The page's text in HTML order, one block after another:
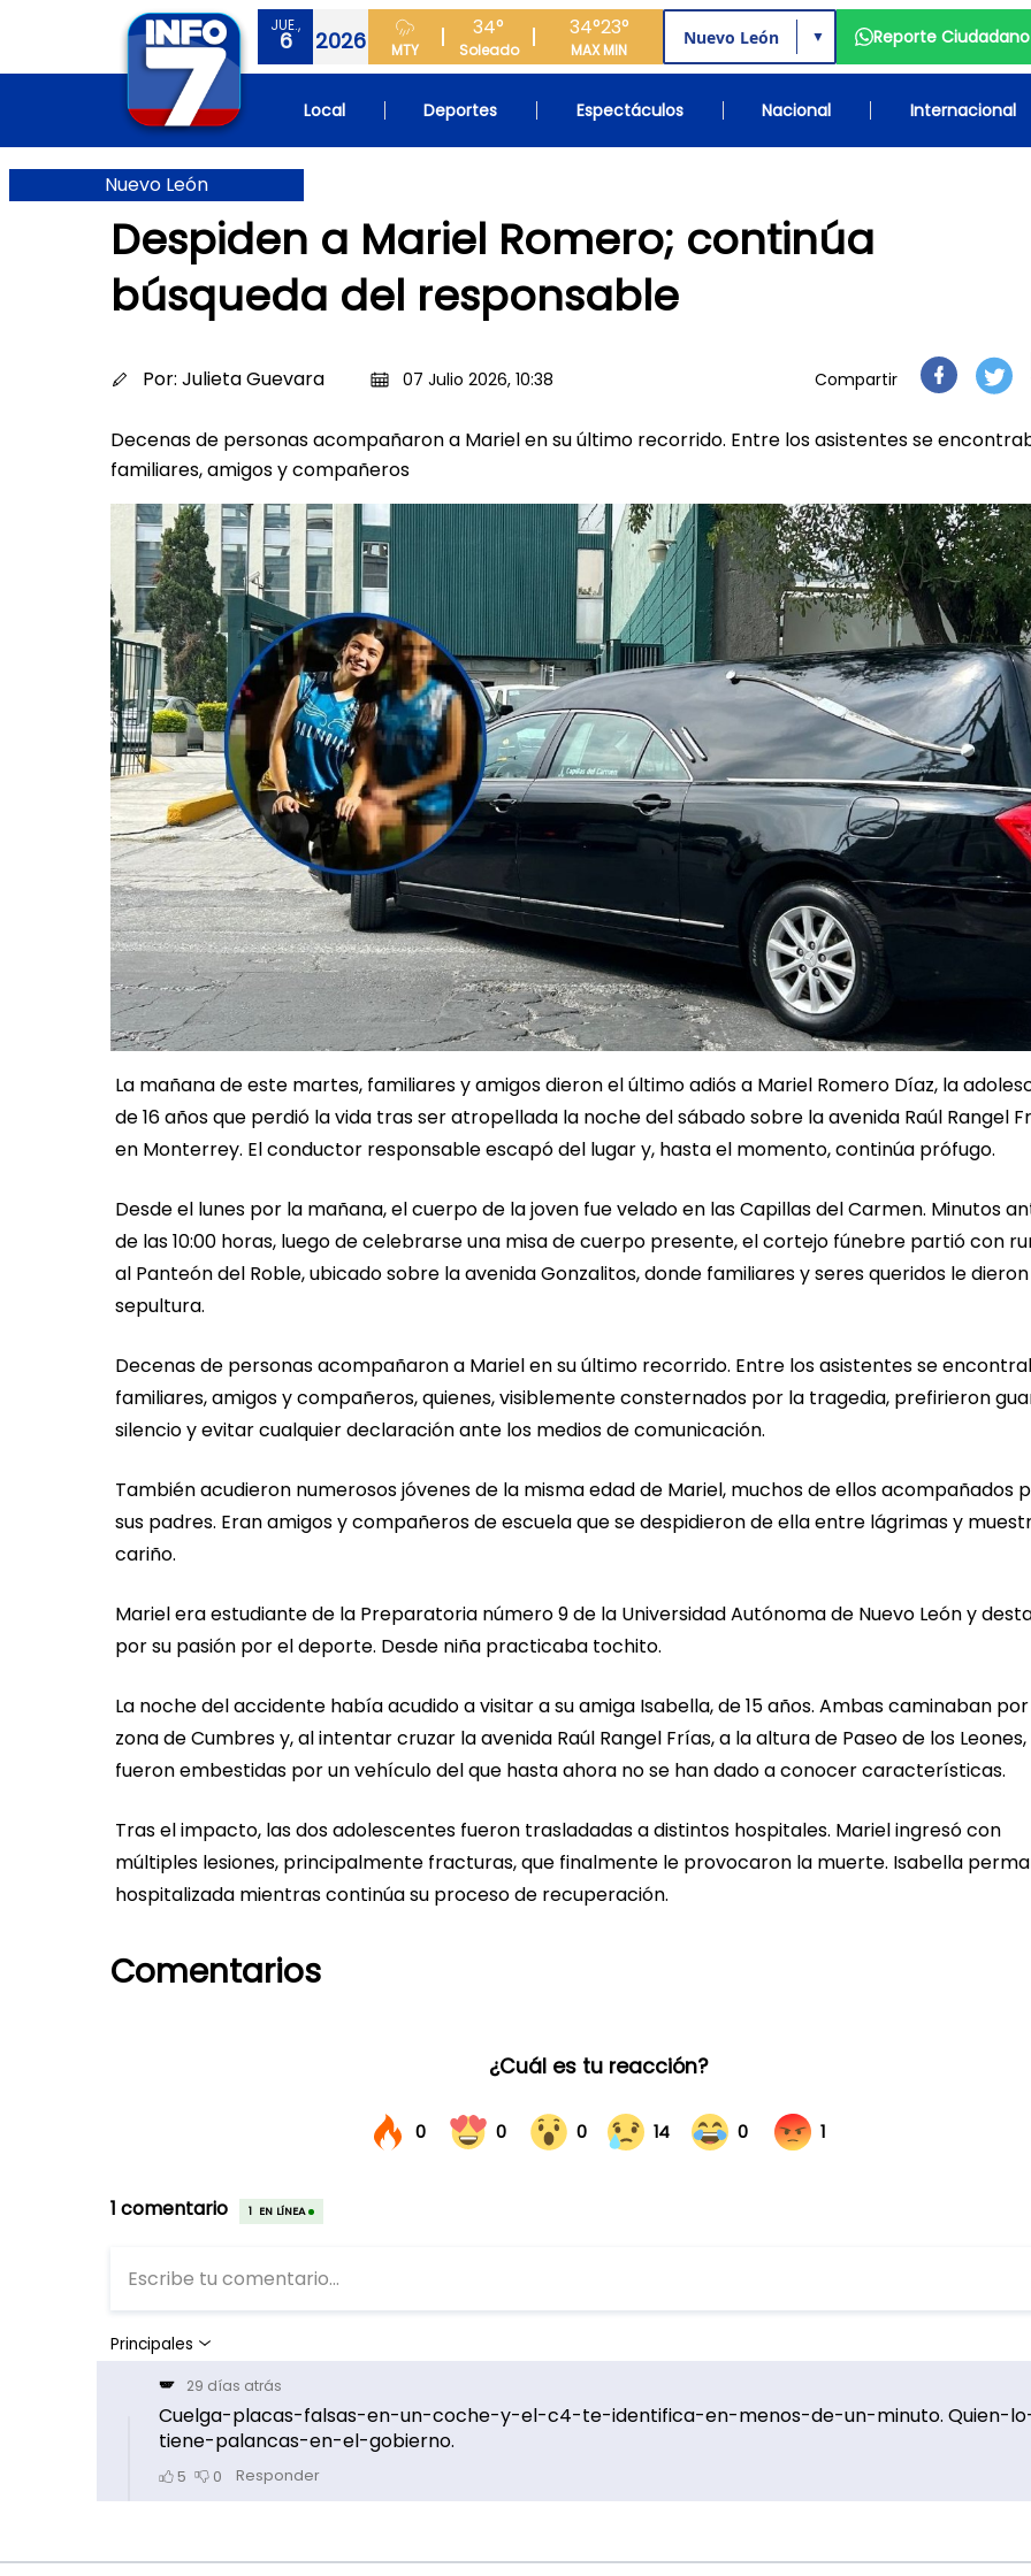
JUE.,
6 2026 MTY
34°
Soleado
34°
MAX
23°
MIN
▼ Reporte Ciudadano
Local Deportes Espectáculos Nacional Internacional
Nuevo León
Despiden a Mariel Romero; continúa
búsqueda del responsable
Por: Julieta Guevara 07 Julio 2026, 10:38 Compartir
Decenas de personas acompañaron a Mariel en su último recorrido. Entre los asistentes se
familiares, amigos y compañeros
La mañana de este martes, familiares y amigos dieron el último adiós a Mariel Romero Díaz, la
de 16 años que perdió la vida tras ser atropellada la noche del sábado sobre la avenida Raúl Rangel
en Monterrey. El conductor responsable escapó del lugar y, hasta el momento, continúa prófugo.
Desde el lunes por la mañana, el cuerpo de la joven fue velado en las Capillas del Carmen. Minutos
de las 10:00 horas, luego de celebrarse una misa de cuerpo presente, el cortejo fúnebre partió con
al Panteón del Roble, ubicado sobre la avenida Gonzalitos, donde familiares y seres queridos le dieron
sepultura.
Decenas de personas acompañaron a Mariel en su último recorrido. Entre los asistentes se
familiares, amigos y compañeros, quienes, visiblemente consternados por la tragedia, prefirieron
silencio y evitar cualquier declaración ante los medios de comunicación.
También acudieron numerosos jóvenes de la misma edad de Mariel, muchos de ellos acompañados
sus padres. Eran amigos y compañeros de escuela que se despidieron de ella entre lágrimas y
cariño.
Mariel era estudiante de la Preparatoria número 9 de la Universidad Autónoma de Nuevo León y
por su pasión por el deporte. Desde niña practicaba tochito.
La noche del accidente había acudido a visitar a su amiga Isabella, de 15 años. Ambas caminaban
zona de Cumbres y, al intentar cruzar la avenida Raúl Rangel Frías, a la altura de Paseo de los Leones,
fueron embestidas por un vehículo del que hasta ahora no se han dado a conocer características.
Tras el impacto, las dos adolescentes fueron trasladadas a distintos hospitales. Mariel ingresó con
múltiples lesiones, principalmente fracturas, que finalmente le provocaron la muerte. Isabella
hospitalizada mientras continúa su proceso de recuperación.
Comentarios